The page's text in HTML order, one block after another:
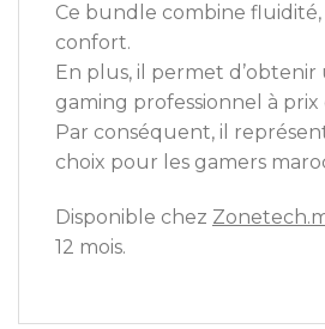
Ce bundle combine fluidité,
confort.
En plus, il permet
gaming professionnel à prix
Par conséquent, il
choix pour les gamers
Disponible chez
12 mois.